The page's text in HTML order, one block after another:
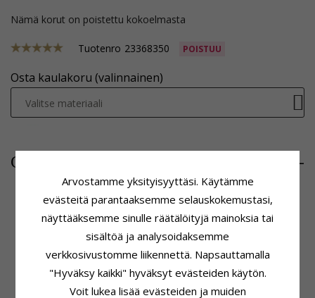
Nämä korut on poistettu kokoelmasta
Tuotenro 23368350 POISTUU
Osta kaulakoru (valinnainen)
Valitse materiaali
CHANTI hinta 770,-
Tuoteseloste
Riipus:Timanttiriipus
Jalometalli:Kulta Ja Valkokultaa
14
Lukumäärä: 12
Hionta:Briljanttihiottu
Kivi: Timantti
Timantin Väri:
Wesselton
Arvostamme yksityisyyttäsi. Käytämme
evästeitä parantaaksemme selauskokemustasi,
näyttääksemme sinulle räätälöityjä mainoksia tai
sisältöä ja analysoidaksemme
verkkosivustomme liikennettä. Napsauttamalla
"Hyväksy kaikki" hyväksyt evästeiden käytön.
Voit lukea lisää evästeiden ja muiden